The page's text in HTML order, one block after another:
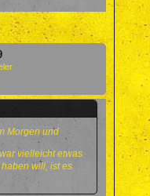
Morgen und
vielleicht etwas
will, ist es